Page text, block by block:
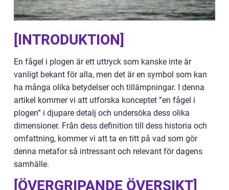
[INTRODUKTION]
En fågel i plogen är ett uttryck som kanske inte är
vanligt bekant för alla, men det är en symbol som kan
ha många olika betydelser och tillämpningar. I denna
artikel kommer vi att utforska konceptet ”en fågel i
plogen” i djupare detalj och undersöka dess olika
dimensioner. Från dess definition till dess historia och
omfattning, kommer vi att ta en titt på vad som gör
denna metafor så intressant och relevant för dagens
samhälle.
[ÖVERGRIPANDE ÖVERSIKT]